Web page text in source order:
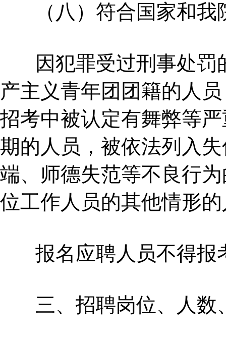
（八）符合国家和我
因犯罪受过刑事处罚
产主义青年团团籍的人
招考中被认定有舞弊等
期的人员，被依法列入
端、师德失范等不良行
位工作人员的其他情形
报名应聘人员不得报
三、招聘岗位、人数